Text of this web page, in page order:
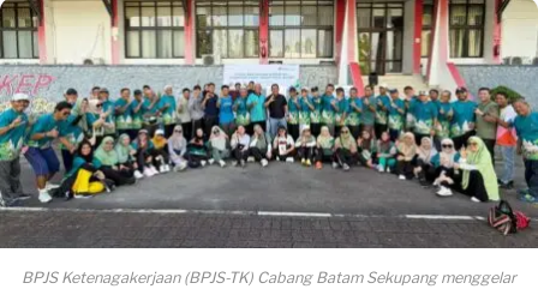
BPJS Ketenagakerjaan (BPJS-TK) Cabang Batam Sekupang menggelar